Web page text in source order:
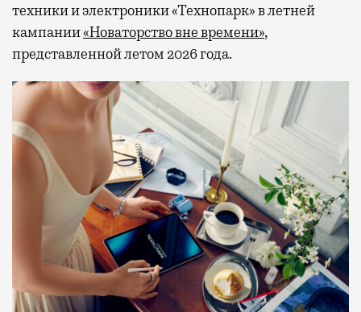
техники и электроники «Технопарк» в летней
кампании«Новаторство вне времени»,
представленной летом 2026 года.